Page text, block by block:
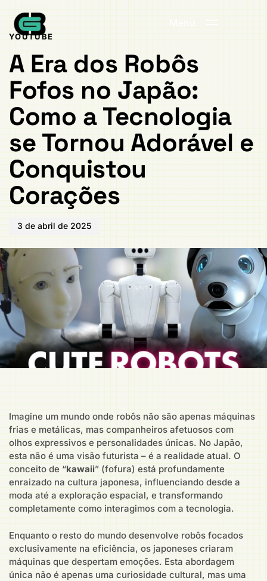
Menu
EM:
YOUTUBE
A Era dos Robôs
Fofos no Japão:
Como a Tecnologia
se Tornou Adorável e
Conquistou
Corações
em:
3 de abril de 2025
Imagine um mundo onde robôs não são apenas máquinas
frias e metálicas, mas companheiros afetuosos com
olhos expressivos e personalidades únicas. No Japão,
esta não é uma visão futurista – é a realidade atual. O
conceito de “kawaii” (fofura) está profundamente
enraizado na cultura japonesa, influenciando desde a
moda até a exploração espacial, e transformando
completamente como interagimos com a tecnologia.
Enquanto o resto do mundo desenvolve robôs focados
exclusivamente na eficiência, os japoneses criaram
máquinas que despertam emoções. Esta abordagem
única não é apenas uma curiosidade cultural, mas uma